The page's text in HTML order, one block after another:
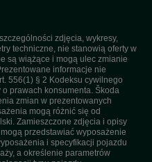
zdjęcia, wykresy,
techniczne, nie stanowią oferty w
są wiążące i mogą ulec zmianie
informacje nie
556(1) § 2 Kodeksu cywilnego
o prawach konsumenta. Škoda
zmian w prezentowanych
mogą różnić się od
Zamieszczone zdjęcia i opisy
przedstawiać wyposażenie
i specyfikacji pojazdu
a określenie parametrów